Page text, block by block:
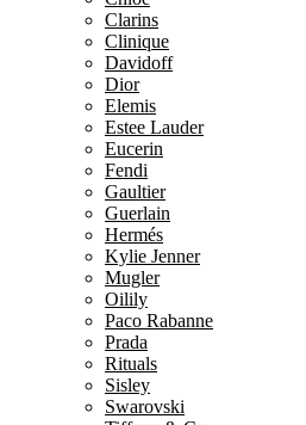
Clarins
Clinique
Davidoff
Dior
Elemis
Estee Lauder
Eucerin
Fendi
Gaultier
Guerlain
Hermés
Kylie Jenner
Mugler
Oilily
Paco Rabanne
Prada
Rituals
Sisley
Swarovski